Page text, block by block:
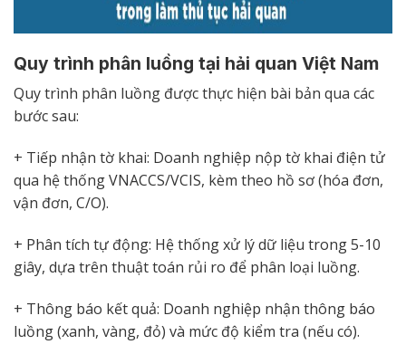
Quy trình phân luồng tại hải quan Việt Nam
Quy trình phân luồng được thực hiện bài bản qua các
bước sau:
+ Tiếp nhận tờ khai: Doanh nghiệp nộp tờ khai điện tử
qua hệ thống VNACCS/VCIS, kèm theo hồ sơ (hóa đơn,
vận đơn, C/O).
+ Phân tích tự động: Hệ thống xử lý dữ liệu trong 5-10
giây, dựa trên thuật toán rủi ro để phân loại luồng.
+ Thông báo kết quả: Doanh nghiệp nhận thông báo
luồng (xanh, vàng, đỏ) và mức độ kiểm tra (nếu có).